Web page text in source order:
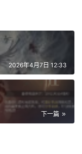
2026年4月7日 12:33
下一篇